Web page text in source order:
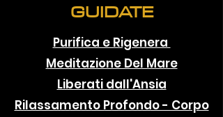
GUIDATE
Purifica e Rigenera
Meditazione Del Mare
Liberati dall'Ansia
Rilassamento Profondo - Corpo